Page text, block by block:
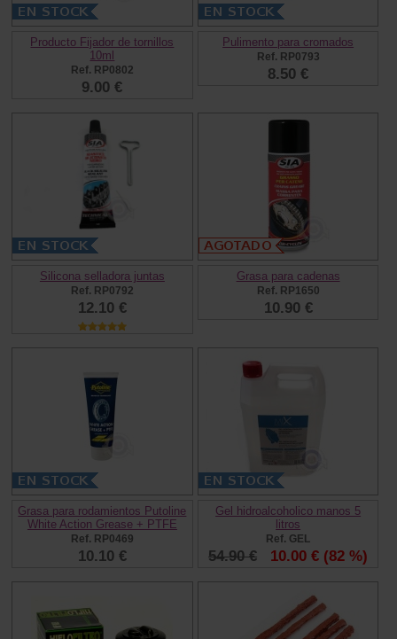
Producto Fijador de tornillos
10ml
Ref. RP0802
9.00 €
Pulimento para cromados
Ref. RP0793
8.50 €
Silicona selladora juntas
Ref. RP0792
12.10 €
Grasa para cadenas
Ref. RP1650
10.90 €
Grasa para rodamientos Putoline
White Action Grease + PTFE
Ref. RP0469
10.10 €
Gel hidroalcoholico manos 5
litros
Ref. GEL
54.90 € 10.00 € (82 %)